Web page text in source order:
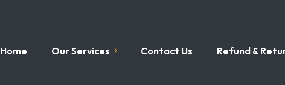
Home Our Services Contact Us Refund &